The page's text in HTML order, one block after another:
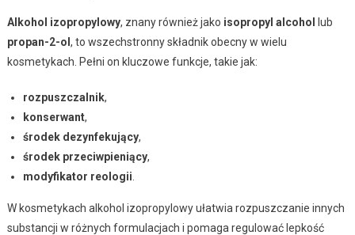
Alkohol izopropylowy, znany również jako isopropyl alcohol
lub
propan-2-ol , to wszechstronny składnik obecny w wielu
kosmetykach. Pełni on kluczowe funkcje, takie jak:
rozpuszczalnik,
konserwant,
środek dezynfekujący,
środek przeciwpieniący,
modyfikator reologii
W kosmetykach alkohol izopropylowy ułatwia rozpuszczanie innych
substancji w różnych formulacjach i pomaga regulować lepkość